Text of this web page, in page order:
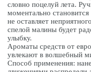
словно поцелуй лета.
моментально
не оставляет
спелой малины будет
улыбку.
Ароматы средств от
увлекают в волшебный
Способ применения: